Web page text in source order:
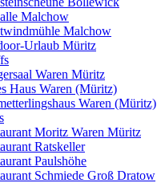
Malchow
Malchow
Urlaub Müritz
Waren Müritz
Haus Waren (Müritz)
Waren (Müritz)
Moritz Waren Müritz
Ratskeller
Paulshöhe
Schmiede Groß Dratow